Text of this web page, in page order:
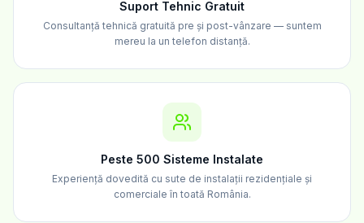
Suport Tehnic Gratuit
Consultanță tehnică gratuită pre și post-vânzare — suntem
mereu la un telefon distanță.
Peste 500 Sisteme Instalate
Experiență dovedită cu sute de instalații rezidențiale și
comerciale în toată România.